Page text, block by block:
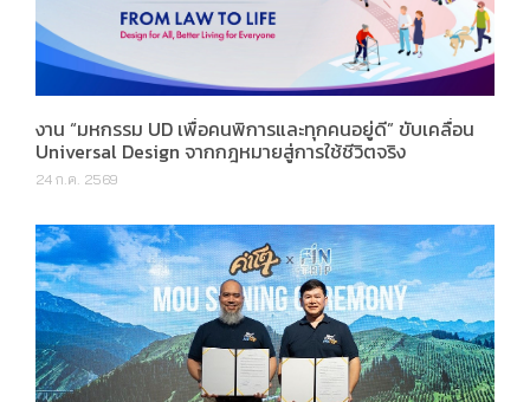
งาน “มหกรรม UD เพื่อคนพิการและทุกคนอยู่ดี” ขับเคลื่อน
Universal Design จากกฎหมายสู่การใช้ชีวิตจริง
24 ก.ค. 2569